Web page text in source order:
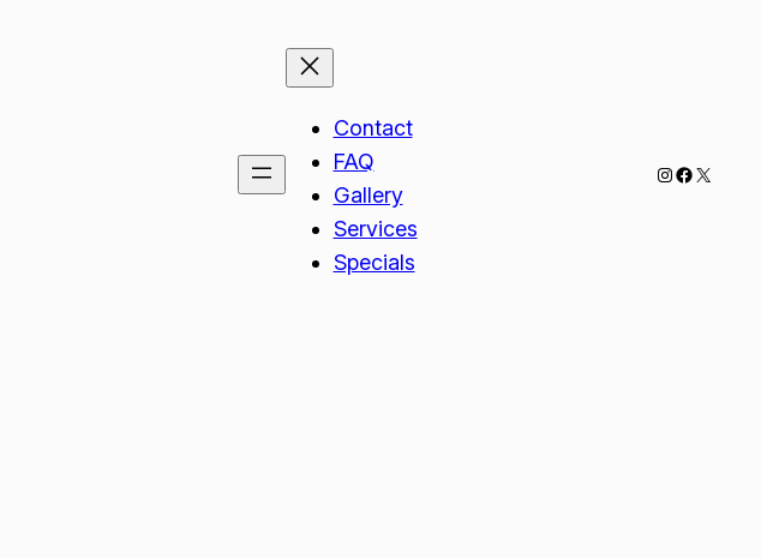
Contact
FAQ
Gallery
Services
Specials
Instagram
X